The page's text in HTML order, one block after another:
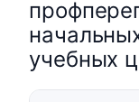
учебных